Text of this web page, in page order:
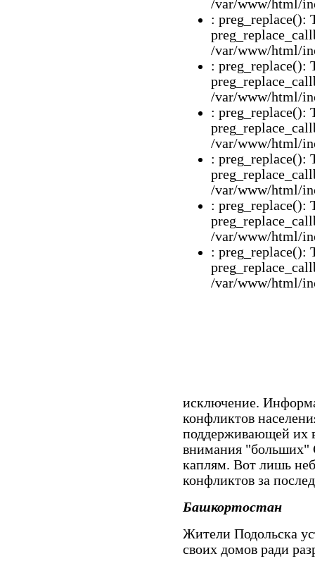
/var/www/html/
: preg_replace():
/var/www/html/
: preg_replace():
/var/www/html/
: preg_replace():
/var/www/html/
: preg_replace():
/var/www/html/
: preg_replace():
/var/www/html/
: preg_replace():
/var/www/html/
исключение.
конфликтов
поддерживающей их
внимания "больших"
каплям. Вот лишь
конфликтов за
Башкортостан
Жители Подольска
своих домов ради